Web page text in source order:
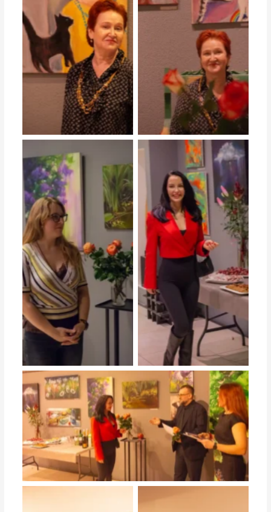
студийная выставка работ студийная выставка работ
студийная выставка работ студийная выставка работ
студийная выставка работ